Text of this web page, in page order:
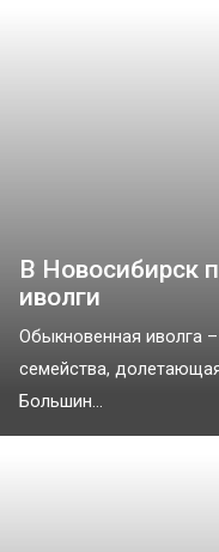
В Новосибирск
иволги
Обыкновенная иволга
семейства,
Большин...